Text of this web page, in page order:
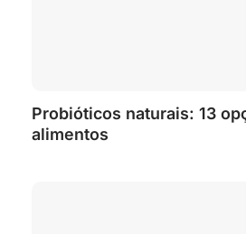
Probióticos naturais: 13
alimentos